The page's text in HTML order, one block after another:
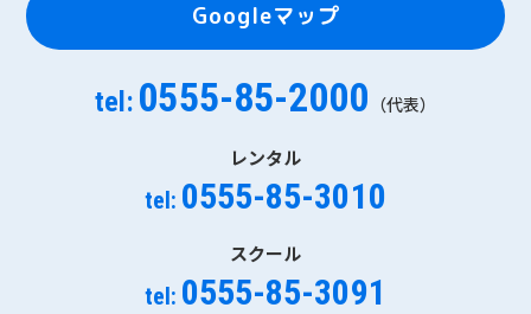
Googleマップ
tel: 0555-85-2000 （代表）
レンタル
tel: 0555-85-3010
スクール
tel: 0555-85-3091